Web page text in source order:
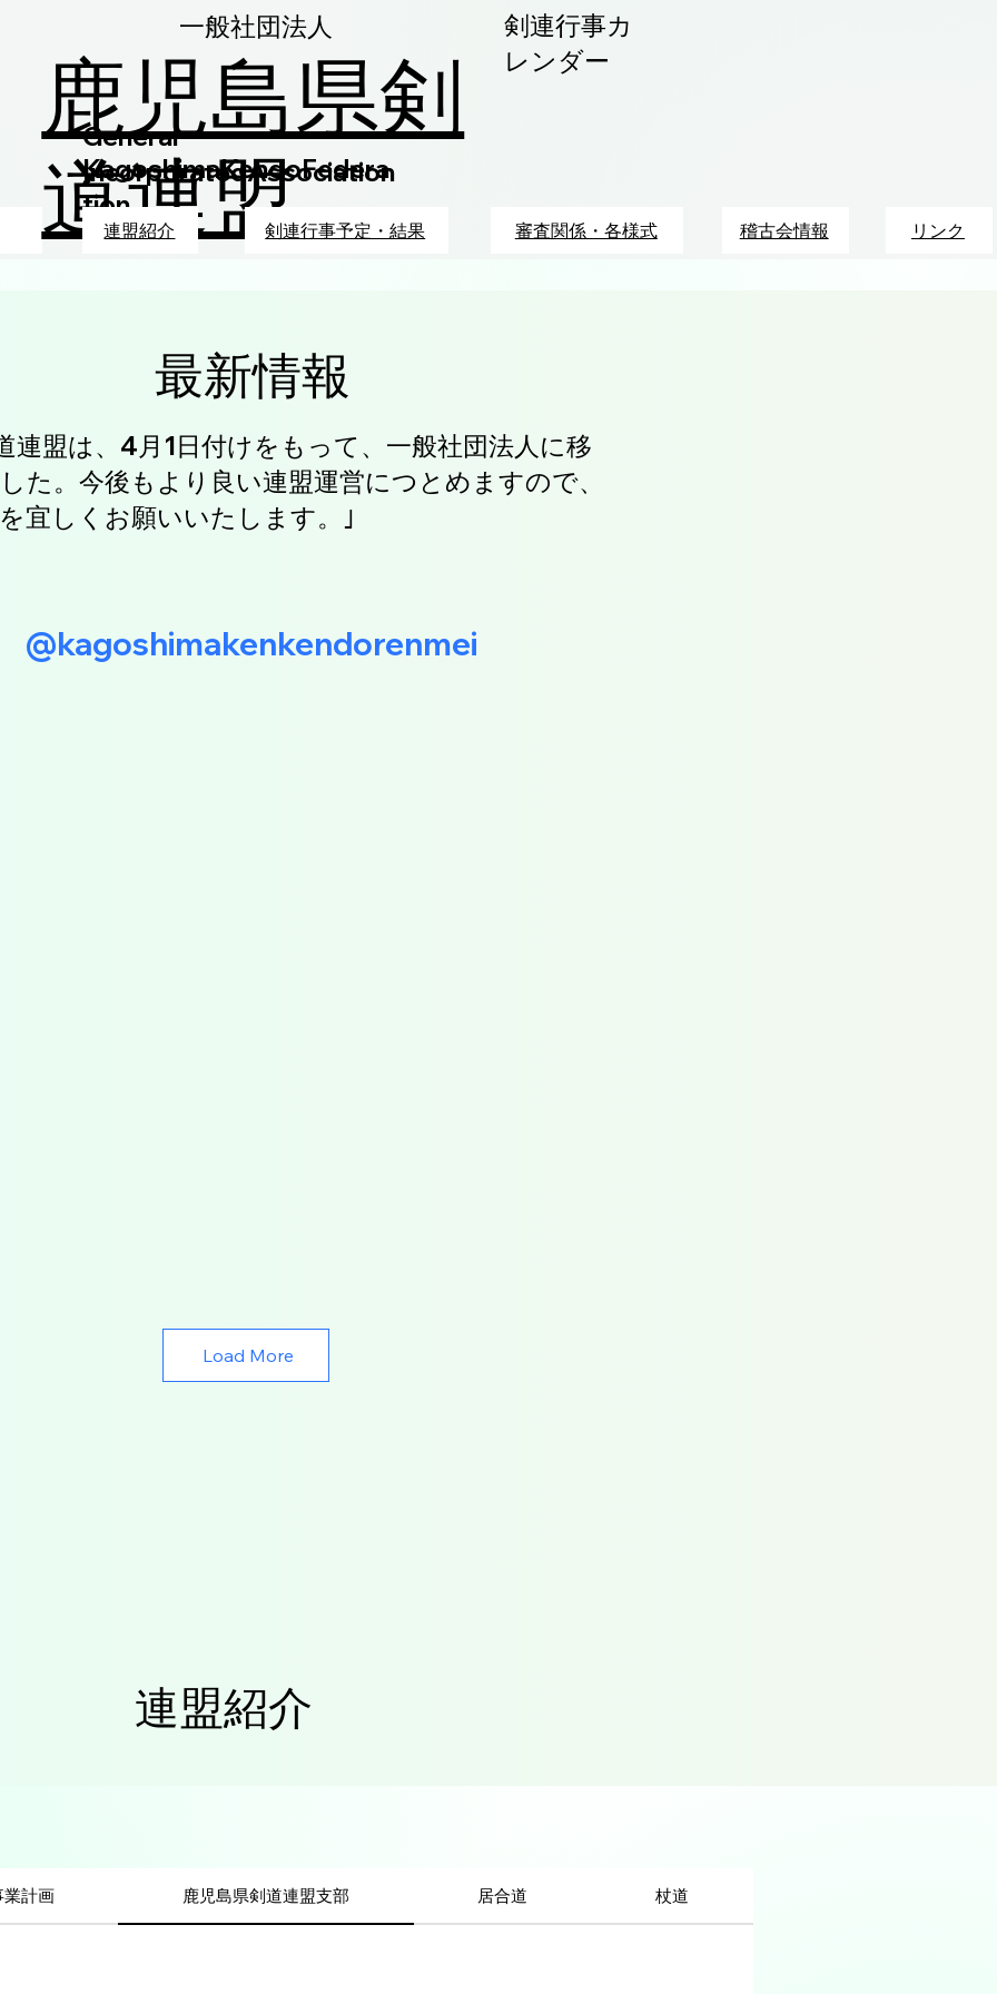
General
IncorporatedAssociation
鹿児島県剣
道連盟
KagoshimaKendoFedera
tion
連盟紹介 剣連行事予定・結果
一般社団法人
​剣連行事カ
レンダー
審査関係・各様式 稽古会情報 リンク
連盟紹介
業計画 鹿児島県剣道連盟支部 居合道 杖道
​最新情報
連盟は、4月1日付けをもって、一般社団法人に移
た。今後もより良い連盟運営につとめますので、
宜しくお願いいたします。｣
@kagoshimakenkendorenmei
Load More